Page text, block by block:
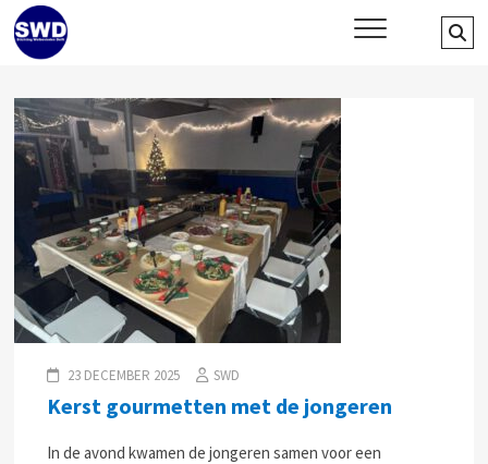
Skip
content
SWD – Stichting Welbevinden
WIJ ZETTEN ONS IN VOOR HET WELZIJN EN VERBINDEN VAN JONG
23 DECEMBER 2025 SWD
Kerst gourmetten met de jongeren
In de avond kwamen de jongeren samen voor een